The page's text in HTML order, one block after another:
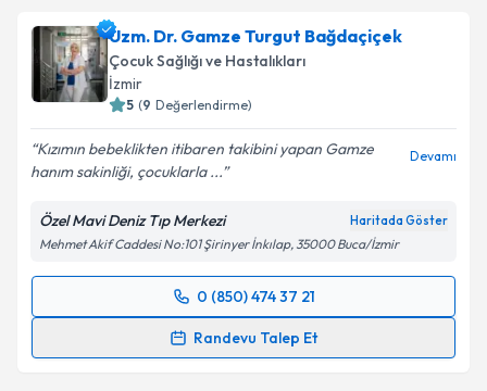
E-posta Adresiniz
Kişisel verilerimin işlenmesine ilişkinAydınlatma
Metni'ni okudum ve kişisel verilerimin belirtilen
Uzm. Dr. Gamze Turgut Bağdaçiçek
Çocuk Sağlığı ve Hastalıkları
İzmir
5 (9 Değerlendirme)
Kızımın bebeklikten itibaren takibini yapan Gamze
hanım sakinliği, çocuklarla ...
Devamı
Özel Mavi Deniz Tıp Merkezi Haritada Göster
Mehmet Akif Caddesi No:101 Şirinyer İnkılap, 35000 Buca/İzmir
0 (850) 474 37 21
Randevu Talep Et
Randevu Takvimi Talebi